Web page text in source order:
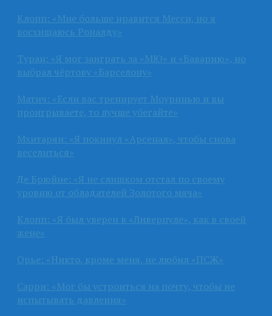
Клопп: «Мне больше нравится Месси, но я
восхищаюсь Роналду»
Туран: «Я мог заиграть за «МЮ» и «Баварию», но
выбрал чёртову «Барселону»
Матич: «Если вас тренирует Моуринью и вы
проигрываете, то лучше убегайте»
Мхитарян: «Я покинул «Арсенал», чтобы снова
веселиться»
Де Брюйне: «Я не слишком отстал по своему
уровню от обладателей Золотого мяча»
Клопп: «Я был уверен в «Ливерпуле», как в своей
жене»
Орье: «Никто, кроме меня, не любил «ПСЖ»
Сарри: «Мог бы устроиться на почту, чтобы не
испытывать давления»